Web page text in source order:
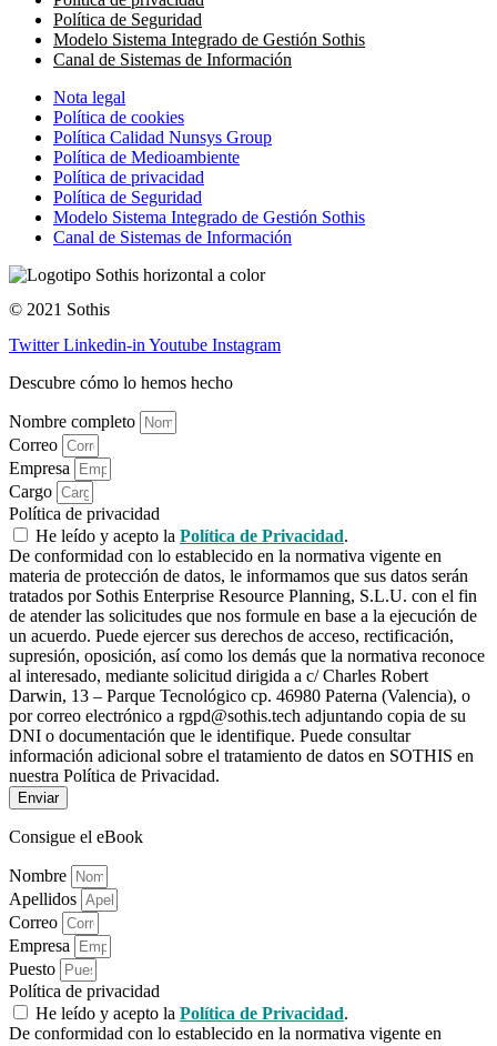
Política de Seguridad
Modelo Sistema Integrado de Gestión Sothis
Canal de Sistemas de Información
Nota legal
Política de cookies
Política Calidad Nunsys Group
Política de Medioambiente
Política de privacidad
Política de Seguridad
Modelo Sistema Integrado de Gestión Sothis
Canal de Sistemas de Información
© 2021 Sothis
Twitter Linkedin-in Youtube Instagram
Descubre cómo lo hemos hecho
Nombre completo
Correo
Empresa
Cargo
Política de privacidad
He leído y acepto la Política de Privacidad.
De conformidad con lo establecido en la normativa vigente en
materia de protección de datos, le informamos que sus datos serán
tratados por Sothis Enterprise Resource Planning, S.L.U. con el fin
de atender las solicitudes que nos formule en base a la ejecución de
un acuerdo. Puede ejercer sus derechos de acceso, rectificación,
supresión, oposición, así como los demás que la normativa reconoce
al interesado, mediante solicitud dirigida a c/ Charles Robert
Darwin, 13 – Parque Tecnológico cp. 46980 Paterna (Valencia), o
por correo electrónico a rgpd@sothis.tech adjuntando copia de su
DNI o documentación que le identifique. Puede consultar
información adicional sobre el tratamiento de datos en SOTHIS en
nuestra Política de Privacidad.
Enviar
Consigue el eBook
Nombre
Apellidos
Correo
Empresa
Puesto
Política de privacidad
He leído y acepto la Política de Privacidad.
De conformidad con lo establecido en la normativa vigente en